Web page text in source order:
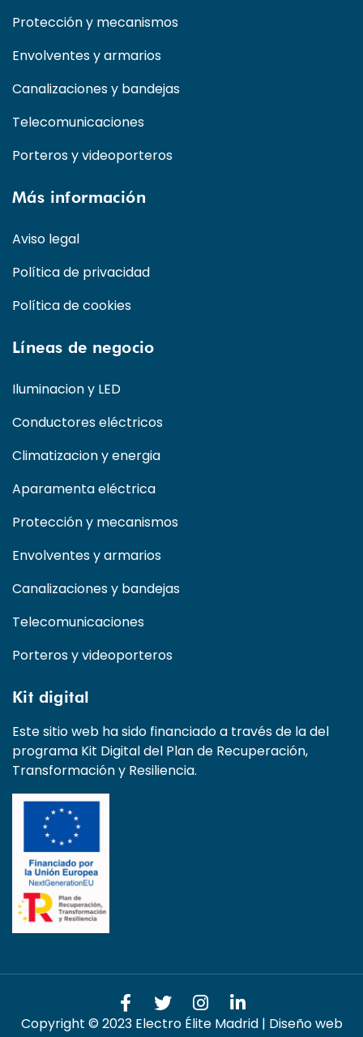
Protección y mecanismos
Envolventes y armarios
Canalizaciones y bandejas
Telecomunicaciones
Porteros y videoporteros
Más información
Aviso legal
Política de privacidad
Política de cookies
Líneas de negocio
Iluminacion y LED
Conductores eléctricos
Climatizacion y energia
Aparamenta eléctrica
Protección y mecanismos
Envolventes y armarios
Canalizaciones y bandejas
Telecomunicaciones
Porteros y videoporteros
Kit digital
Este sitio web ha sido financiado a través de la del
programa Kit Digital del Plan de Recuperación,
Transformación y Resiliencia.
Copyright © 2023 Electro Élite Madrid | Diseño web